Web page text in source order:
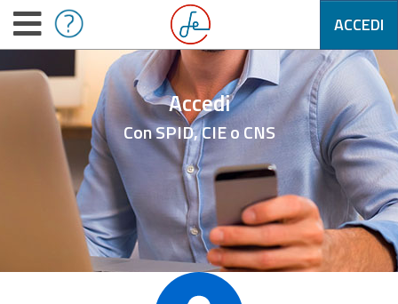
ACCEDI
Accedi
Con SPID, CIE o CNS